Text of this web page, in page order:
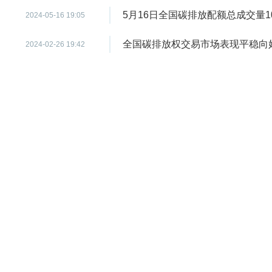
2024-05-16 19:05 5月16日全国碳排放配额总成交量
2024-02-26 19:42 全国碳排放权交易市场表现平稳向